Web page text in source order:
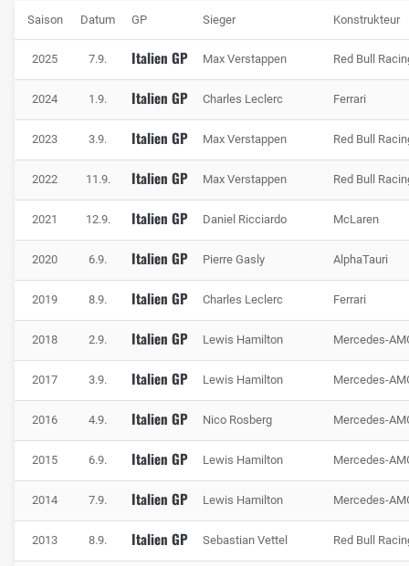
Die Parabolica war bis zur Asphaltierung ihrer Auslaufzone
die wahrscheinlich anspruchsvollste Kurve in Monza. Wer
in dieser schnellen Rechtskurve früher etwas zu
ambitioniert zu Werke ging und mit den kurvenäußeren
Asphalt zurück. Heute lädt die Parabolica dazu ein, die
Tracklimits überzustrapazieren. Trotz allem ist sie nach wie
vor entscheidend, um den perfekten Schwung auf die
Start-/Ziel-Gerade mitzunehmen.
Die Technik in Monza
Als Vollgas-Strecke ist in Monza auch die Motorleistung von großer
Bedeutung, Foto: Getty Images / Red Bull Content Pool
Saison Datum GP Sieger Konstrukteur
2025 7.9. Italien GP Max Verstappen Red Bull
2024 1.9. Italien GP Charles Leclerc Ferrari
2023 3.9. Italien GP Max Verstappen Red Bull
2022 11.9. Italien GP Max Verstappen Red Bull
2021 12.9. Italien GP Daniel Ricciardo McLaren
2020 6.9. Italien GP Pierre Gasly AlphaTauri
2019 8.9. Italien GP Charles Leclerc Ferrari
2018 2.9. Italien GP Lewis Hamilton Mercedes-
2017 3.9. Italien GP Lewis Hamilton Mercedes-
2016 4.9. Italien GP Nico Rosberg Mercedes-
2015 6.9. Italien GP Lewis Hamilton Mercedes-
2014 7.9. Italien GP Lewis Hamilton Mercedes-
2013 8.9. Italien GP Sebastian Vettel Red Bull